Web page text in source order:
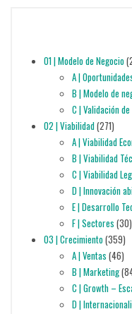
01 | Modelo de Negocio
A |
B | Modelo de
C | Validación
02 | Viabilidad(271)
A | Viabilidad
B | Viabilidad
C | Viabilidad
D | Innovación
E | Desarrollo
F | Sectores (30)
03 | Crecimiento(359)
A | Ventas (46)
B | Marketing
C | Growth –
D |